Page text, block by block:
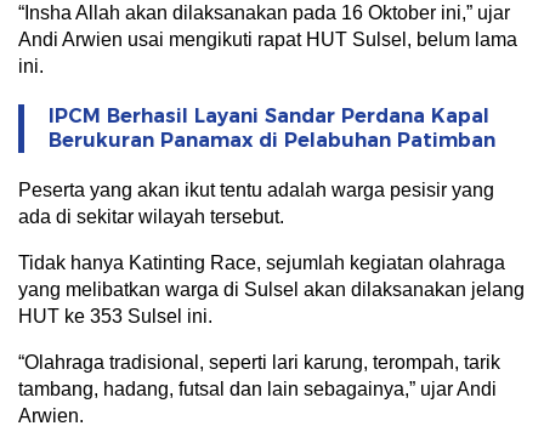
“Insha Allah akan dilaksanakan pada 16 Oktober ini,” ujar
Andi Arwien usai mengikuti rapat HUT Sulsel, belum lama
ini.
IPCM Berhasil Layani Sandar Perdana Kapal
Berukuran Panamax di Pelabuhan Patimban
Peserta yang akan ikut tentu adalah warga pesisir yang
ada di sekitar wilayah tersebut.
Tidak hanya Katinting Race, sejumlah kegiatan olahraga
yang melibatkan warga di Sulsel akan dilaksanakan jelang
HUT ke 353 Sulsel ini.
“Olahraga tradisional, seperti lari karung, terompah, tarik
tambang, hadang, futsal dan lain sebagainya,” ujar Andi
Arwien.